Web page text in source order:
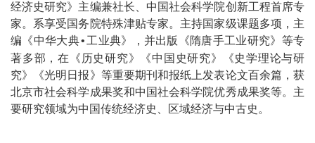
经济史研究》主编兼社长、中国社会科学院创新工程首席专
家。系享受国务院特殊津贴专家。主持国家级课题多项，主
编《中华大典•工业典》，并出版《隋唐手工业研究》等专
著多部，在《历史研究》《中国史研究》《史学理论与研
究》《光明日报》等重要期刊和报纸上发表论文百余篇，获
北京市社会科学成果奖和中国社会科学院优秀成果奖等。主
要研究领域为中国传统经济史、区域经济与中古史。